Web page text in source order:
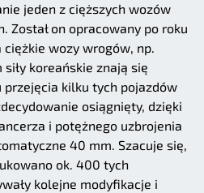
jeden z cięższych wozów
Został on opracowany po roku
wozy wrogów, np.
koreańskie znają się
przejęcia kilku tych pojazdów
osiągnięty, dzięki
i potężnego uzbrojenia
40 mm. Szacuje się,
ok. 400 tych
kolejne modyfikacje i